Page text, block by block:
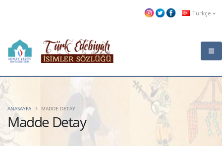
Türkçe
Madde Detay
ANASAYFA MADDE DETAY